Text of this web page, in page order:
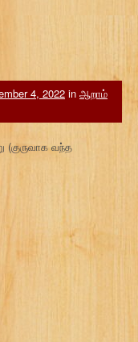
4, 2022 in ஆறாம்
(குருவாக வந்த